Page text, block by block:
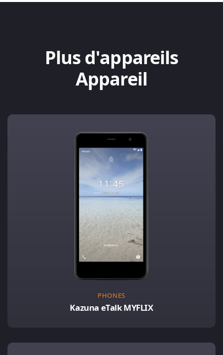
Plus d'appareils
Appareil
PHONES
Kazuna eTalk MYFLIX